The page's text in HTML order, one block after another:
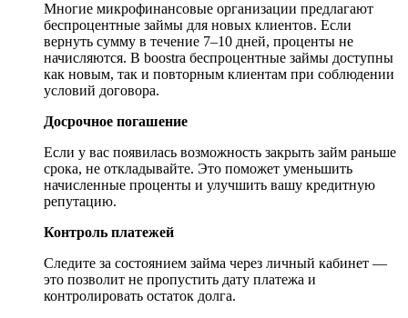
Многие микрофинансовые организации предлагают
беспроцентные займы для новых клиентов. Если
вернуть сумму в течение 7–10 дней, проценты не
начисляются. В boostra беспроцентные займы доступны
как новым, так и повторным клиентам при соблюдении
условий договора.
Досрочное погашение
Если у вас появилась возможность закрыть займ раньше
срока, не откладывайте. Это поможет уменьшить
начисленные проценты и улучшить вашу кредитную
репутацию.
Контроль платежей
Следите за состоянием займа через личный кабинет —
это позволит не пропустить дату платежа и
контролировать остаток долга.